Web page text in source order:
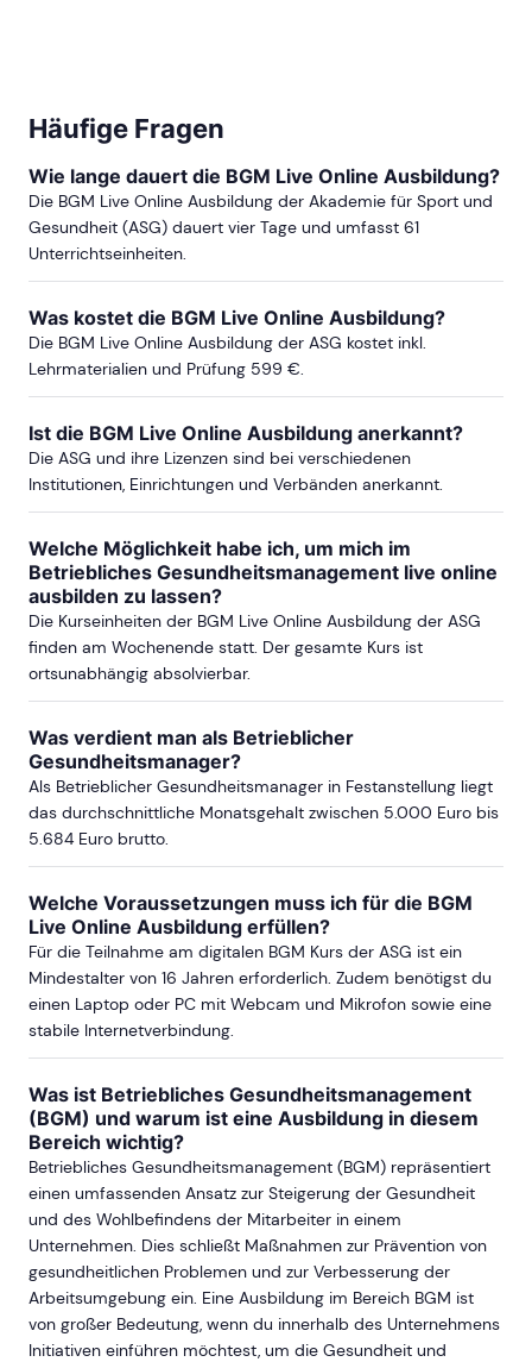
Häufige Fragen
Wie lange dauert die BGM Live Online Ausbildung?
Die BGM Live Online Ausbildung der Akademie für Sport und
Gesundheit (ASG) dauert vier Tage und umfasst 61
Unterrichtseinheiten.
Was kostet die BGM Live Online Ausbildung?
Die BGM Live Online Ausbildung der ASG kostet inkl.
Lehrmaterialien und Prüfung 599 €.
Ist die BGM Live Online Ausbildung anerkannt?
Die ASG und ihre Lizenzen sind bei verschiedenen
Institutionen, Einrichtungen und Verbänden anerkannt.
Welche Möglichkeit habe ich, um mich im
Betriebliches Gesundheitsmanagement live online
ausbilden zu lassen?
Die Kurseinheiten der BGM Live Online Ausbildung der ASG
finden am Wochenende statt. Der gesamte Kurs ist
ortsunabhängig absolvierbar.
Was verdient man als Betrieblicher
Gesundheitsmanager?
Als Betrieblicher Gesundheitsmanager in Festanstellung liegt
das durchschnittliche Monatsgehalt zwischen 5.000 Euro bis
5.684 Euro brutto.
Welche Voraussetzungen muss ich für die BGM
Live Online Ausbildung erfüllen?
Für die Teilnahme am digitalen BGM Kurs der ASG ist ein
Mindestalter von 16 Jahren erforderlich. Zudem benötigst du
einen Laptop oder PC mit Webcam und Mikrofon sowie eine
stabile Internetverbindung.
Was ist Betriebliches Gesundheitsmanagement
(BGM) und warum ist eine Ausbildung in diesem
Bereich wichtig?
Betriebliches Gesundheitsmanagement (BGM) repräsentiert
einen umfassenden Ansatz zur Steigerung der Gesundheit
und des Wohlbefindens der Mitarbeiter in einem
Unternehmen. Dies schließt Maßnahmen zur Prävention von
gesundheitlichen Problemen und zur Verbesserung der
Arbeitsumgebung ein. Eine Ausbildung im Bereich BGM ist
von großer Bedeutung, wenn du innerhalb des Unternehmens
Initiativen einführen möchtest, um die Gesundheit und